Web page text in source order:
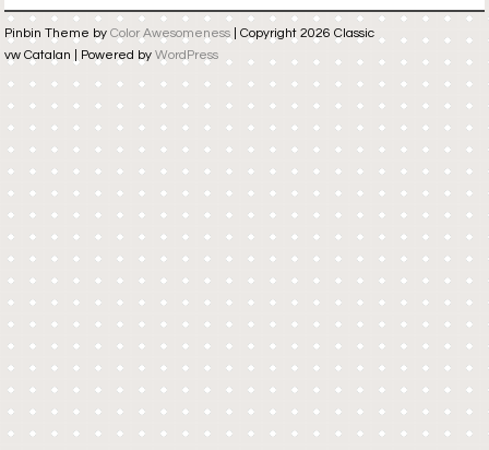
Pinbin Theme by Color Awesomeness | Copyright 2026 Classic
vw Catalan | Powered by WordPress